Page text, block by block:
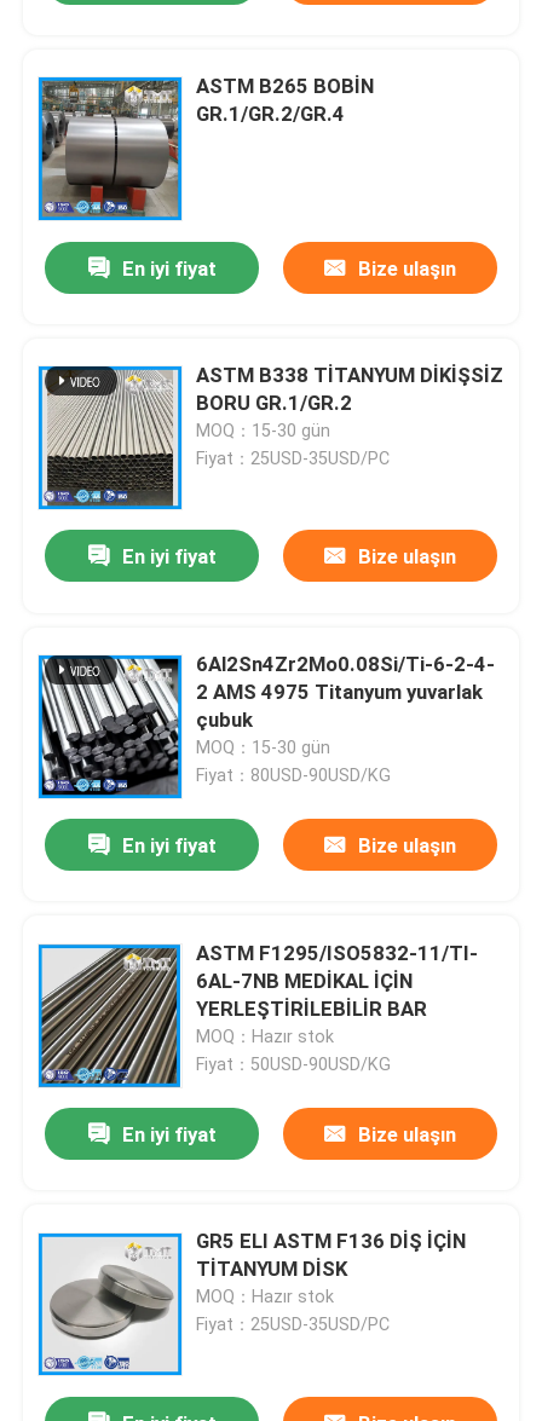
Ana sayfa
Ürünler
VİDEOLAR
ASTM B265 BOBİN
GR.1/GR.2/GR.4
En iyi fiyat Bize ulaşın
ASTM B338 TİTANYUM DİKİŞSİZ
BORU GR.1/GR.2
MOQ：15-30 gün
Fiyat：25USD-35USD/PC
En iyi fiyat Bize ulaşın
6Al2Sn4Zr2Mo0.08Si/Ti-6-2-4-
2 AMS 4975 Titanyum yuvarlak
çubuk
MOQ：15-30 gün
Fiyat：80USD-90USD/KG
En iyi fiyat Bize ulaşın
ASTM F1295/ISO5832-11/TI-
6AL-7NB MEDİKAL İÇİN
YERLEŞTİRİLEBİLİR BAR
MOQ：Hazır stok
Fiyat：50USD-90USD/KG
En iyi fiyat Bize ulaşın
GR5 ELI ASTM F136 DİŞ İÇİN
TİTANYUM DİSK
MOQ：Hazır stok
Fiyat：25USD-35USD/PC